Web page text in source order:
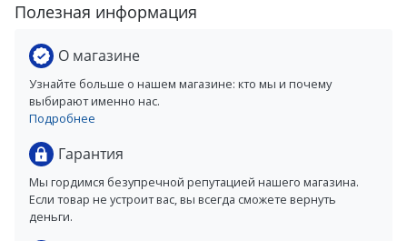
Полезная информация
О магазине
Узнайте больше о нашем магазине: кто мы и почему
выбирают именно нас.
Подробнее
Гарантия
Мы гордимся безупречной репутацией нашего магазина.
Если товар не устроит вас, вы всегда сможете вернуть
деньги.